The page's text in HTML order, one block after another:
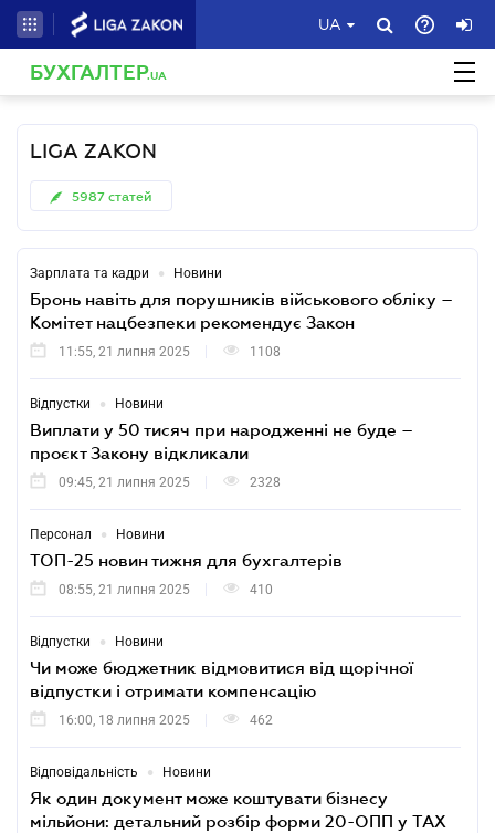
UA
БУХГАЛТЕР.UA
LIGA ZAKON
5987 статей
Зарплата та кадри • Новини
Бронь навіть для порушників військового обліку –
Комітет нацбезпеки рекомендує Закон
11:55, 21 липня 2025 1108
Відпустки • Новини
Виплати у 50 тисяч при народженні не буде –
проєкт Закону відкликали
09:45, 21 липня 2025 2328
Персонал • Новини
ТОП-25 новин тижня для бухгалтерів
08:55, 21 липня 2025 410
Відпустки • Новини
Чи може бюджетник відмовитися від щорічної
відпустки і отримати компенсацію
16:00, 18 липня 2025 462
Відповідальність • Новини
Як один документ може коштувати бізнесу
мільйони: детальний розбір форми 20-ОПП у TAX